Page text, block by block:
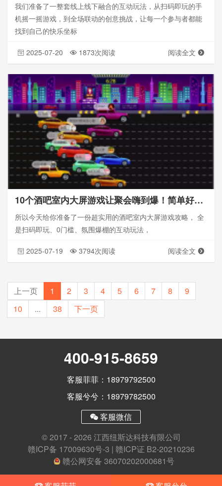
我们准备了一整套线上线下融合的互动玩法，从扫码即玩的手
机摇一摇游戏，到全场联动的创意挑战，让每一个参与者都能
找到自己的快乐坐标
2025-07-20 1873次阅读 阅读全文
10个酒吧室内大屏游戏让聚会嗨到爆！简单好玩！_大屏幕二维码游戏互动
所以今天给你准备了一份超实用的酒吧室内大屏游戏攻略， 全
是扫码即玩、0门槛、氛围爆棚的互动玩法，
2025-07-19 3794次阅读 阅读全文
上一页 1 2 3 4 5 6 7 8
9
10
... 38 下一页
400-915-8659
客服菲菲：18979792500
客服兮兮：18979782500
客服微信
© 2017 - 2026 江西纽斯达科技有限公司
赣ICP备 17009630号-3 | 赣ICP证 B2-20210236
赣公网安备 36070202000681号